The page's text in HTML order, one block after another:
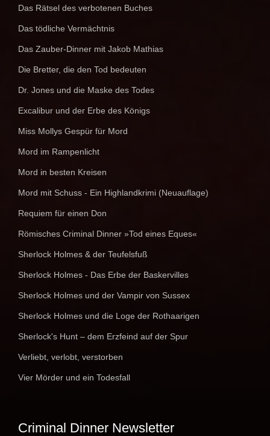
Das Rätsel des verbotenen Buches
Das tödliche Vermächtnis
Das Zauber-Dinner mit Jakob Mathias
Die Bretter, die den Tod bedeuten
Dr. Jones und die Maske des Todes
Excalibur und der Erbe des Königs
Miss Mollys Gespür für Mord
Mord im Rampenlicht
Mord in besten Kreisen
Mord mit Schuss - Ein Highlandkrimi (Neuauflage)
Requiem für einen Don
Römisches Criminal Dinner »Tod eines Eques«
Sherlock Holmes & der Teufelsfuß
Sherlock Holmes - Das Erbe der Baskervilles
Sherlock Holmes und der Vampir von Sussex
Sherlock Holmes und die Loge der Rothaarigen
Sherlock's Hunt – dem Erzfeind auf der Spur
Verliebt, verlobt, verstorben
Vier Mörder und ein Todesfall
Criminal Dinner Newsletter